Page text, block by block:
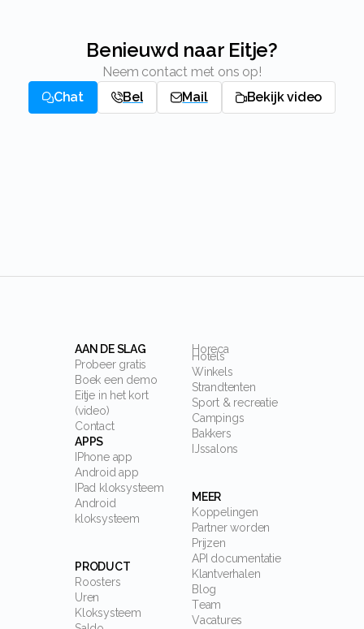
Benieuwd naar Eitje?
Neem contact met ons op!
Chat
Bel Mail Bekijk video
AAN DE SLAG
Probeer gratis
Boek een demo
Eitje in het kort
(video)
Contact
APPS
IPhone app
Android app
IPad kloksysteem
Android
kloksysteem
PRODUCT
Roosters
Uren
Kloksysteem
Horeca
Hotels
Winkels
Strandtenten
Sport & recreatie
Campings
Bakkers
IJssalons
MEER
Koppelingen
Partner worden
Prijzen
API documentatie
Klantverhalen
Blog
Team
Vacatures